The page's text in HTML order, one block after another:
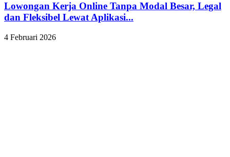
Lowongan Kerja Online Tanpa Modal Besar, Legal
dan Fleksibel Lewat Aplikasi...
4 Februari 2026